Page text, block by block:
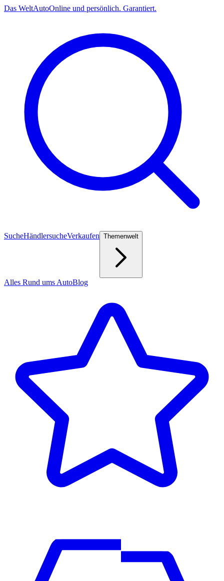
Das WeltAutoOnline und persönlich. Garantiert.
SucheHändlersucheVerkaufen Themenwelt
Alles Rund ums AutoBlog